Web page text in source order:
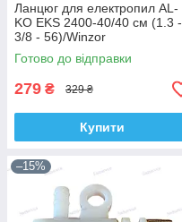
Ланцюг для електропил AL-
KO EKS 2400-40/40 см (1.3 -
3/8 - 56)/Winzor
Готово до відправки
279 ₴ 329 ₴
Купити
–15%